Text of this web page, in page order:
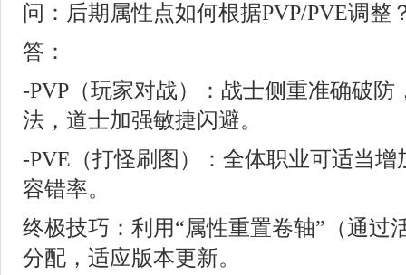
问：后期属性点如何根据PVP/PVE调整
答：
-PVP（玩家对战）：战士侧重准确破防
法，道士加强敏捷闪避。
-PVE（打怪刷图）：全体职业可适当
容错率。
终极技巧：利用“属性重置卷轴”（通过
分配，适应版本更新。